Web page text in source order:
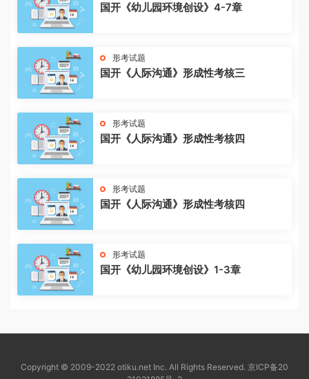
国开《幼儿园环境创设》4-7章
形考试题
国开《人际沟通》形成性考核三
形考试题
国开《人际沟通》形成性考核四
形考试题
国开《人际沟通》形成性考核四
形考试题
国开《幼儿园环境创设》1-3章
Copyright © 2009-2022 otiku.net Inc. All Rights Reserved. 京ICP备20